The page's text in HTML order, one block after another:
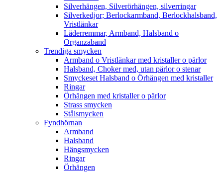
Silverhängen, Silverörhängen, silverringar
Silverkedjor; Berlockarmband, Berlockhalsband,
Vristlänkar
Läderremmar, Armband, Halsband o
Organzaband
Trendiga smycken
Armband o Vristlänkar med kristaller o pärlor
Halsband, Choker med, utan pärlor o stenar
Smyckeset Halsband o Örhängen med kristaller
Ringar
Örhängen med kristaller o pärlor
Strass smycken
Stålsmycken
Fyndhörnan
Armband
Halsband
Hängsmycken
Ringar
Örhängen